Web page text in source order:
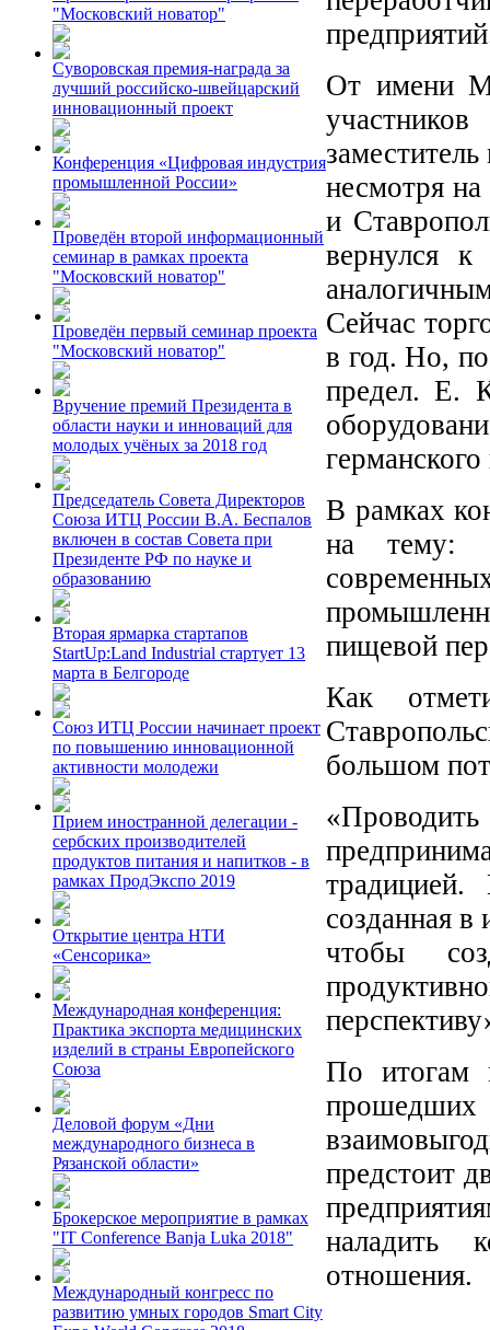
"Московский новатор"
Суворовская премия-награда за
лучший российско-швейцарский
инновационный проект
Конференция «Цифровая индустрия
промышленной России»
Проведён второй информационный
семинар в рамках проекта
"Московский новатор"
Проведён первый семинар проекта
"Московский новатор"
Вручение премий Президента в
области науки и инноваций для
молодых учёных за 2018 год
Председатель Совета Директоров
Союза ИТЦ России В.А. Беспалов
включен в состав Совета при
Президенте РФ по науке и
образованию
Вторая ярмарка стартапов
StartUp:Land Industrial стартует 13
марта в Белгороде
Союз ИТЦ России начинает проект
по повышению инновационной
активности молодежи
Прием иностранной делегации -
сербских производителей
продуктов питания и напитков - в
рамках ПродЭкспо 2019
Открытие центра НТИ
«Сенсорика»
Международная конференция:
Практика экспорта медицинских
изделий в страны Европейского
Союза
Деловой форум «Дни
международного бизнеса в
Рязанской области»
Брокерское мероприятие в рамках
"IT Conference Banja Luka 2018"
Международный конгресс по
развитию умных городов Smart City
От имени
несмотря
и
вернулся
Сейчас
в год. Но,
предел. Е.
В рамках
на тему:
пищевой
Как
большом
созданная в
чтобы
По итогам
предстоит
наладить
отношения.